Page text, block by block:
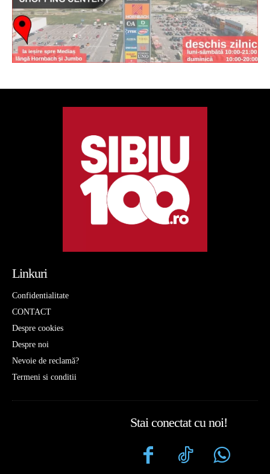
Linkuri
Confidentialitate
CONTACT
Despre cookies
Despre noi
Nevoie de reclamă?
Termeni si conditii
Stai conectat cu noi!